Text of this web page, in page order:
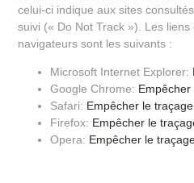
celui-ci indique aux sites
suivi (« Do Not Track »). Les
navigateurs sont les suivants :
Microsoft Internet Explorer:
Google Chrome:
Safari: Empêcher le traçage
Firefox: Empêcher le
Opera: Empêcher le